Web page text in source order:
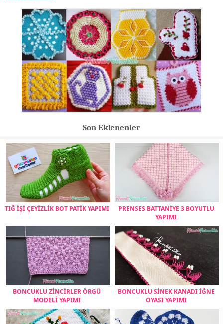
Son Eklenenler
TIĞ İŞİ ÇEYİZLİK BOT PATİK YAPIMI
PRENSES BATTANİYE 3 BOYUTLU
YAPIMI
BONCUKLU ZİNCİRLER ÖRGÜ
MODELİ YAPIMI
BONCUKLU SİNEK KANADI İĞNE
OYASI YAPIMI